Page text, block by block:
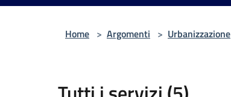
Home > Argomenti > Urbanizzazione